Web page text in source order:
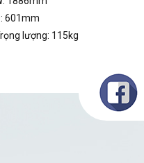
601mm
lượng: 115kg